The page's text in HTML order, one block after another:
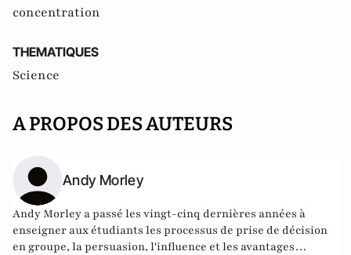
concentration
THEMATIQUES
Science
A PROPOS DES AUTEURS
Andy Morley
Andy Morley a passé les vingt-cinq dernières années à
enseigner aux étudiants les processus de prise de décision
en groupe, la persuasion, l'influence et les avantages